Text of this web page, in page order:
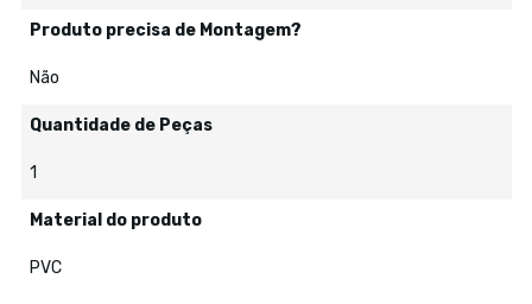
Produto precisa de Montagem?
Não
Quantidade de Peças
1
Material do produto
PVC